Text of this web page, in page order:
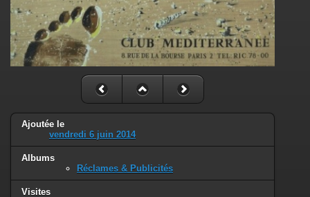
Ajoutée le
vendredi 6 juin 2014
Albums
Réclames & Publicités
Visites